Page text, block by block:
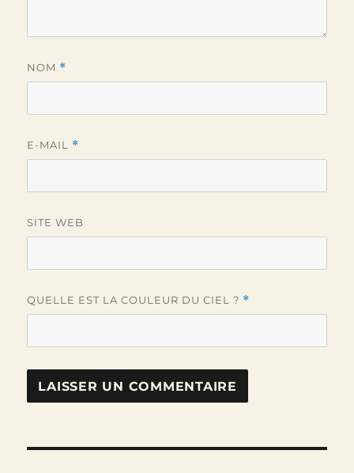
NOM *
E-MAIL *
SITE WEB
QUELLE EST LA COULEUR DU CIEL ? *